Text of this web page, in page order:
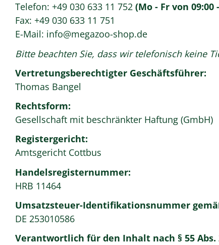
Telefon: +49 030 633 11 752 (Mo - Fr von 09:00
Fax: +49 030 633 11 751
E-Mail: info@megazoo-shop.de
Bitte beachten Sie, dass wir telefonisch keine
Vertretungsberechtigter Geschäftsführer:
Thomas Bangel
Rechtsform:
Gesellschaft mit beschränkter Haftung (GmbH)
Registergericht:
Amtsgericht Cottbus
Handelsregisternummer:
HRB 11464
Umsatzsteuer-Identifikationsnummer
DE 253010586
Verantwortlich für den Inhalt nach § 55 Abs.